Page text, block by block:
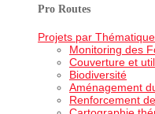
Pro Routes
Projets par Thématique
Monitoring des
Couverture et
Biodiversité
Aménagement
Renforcement